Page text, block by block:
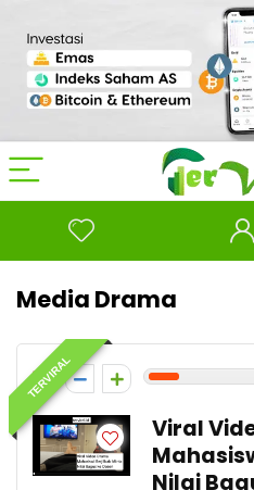
Media Drama
TERVIRAL
1
Viral
Nilai